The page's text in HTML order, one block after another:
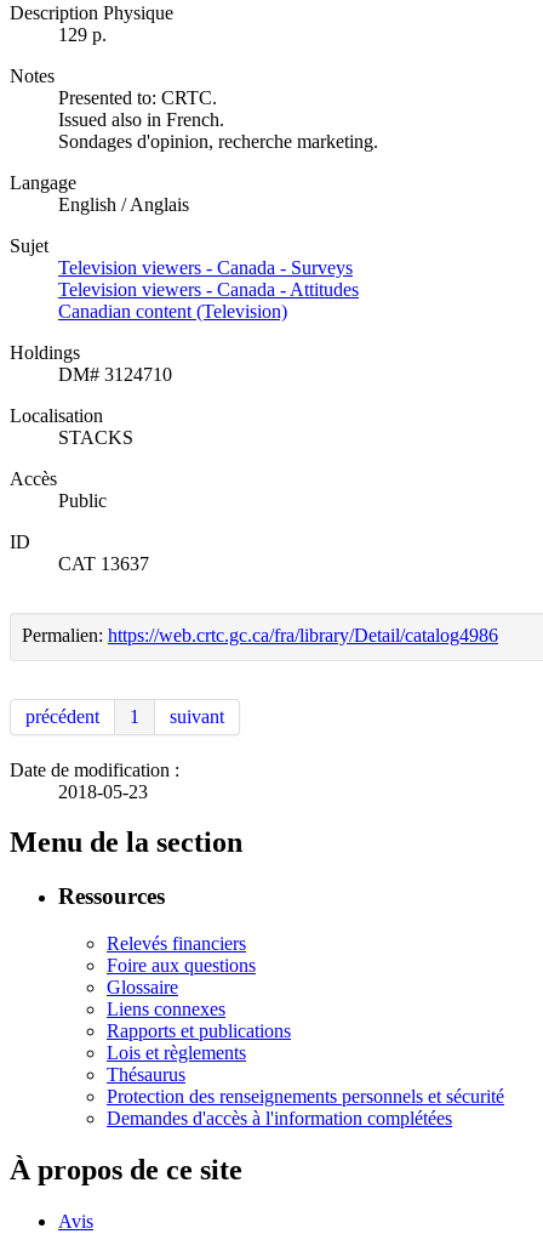
Description Physique
129 p.
Notes
Presented to: CRTC.
Issued also in French.
Sondages d'opinion, recherche marketing.
Langage
English / Anglais
Sujet
Television viewers - Canada - Surveys
Television viewers - Canada - Attitudes
Canadian content (Television)
Holdings
DM# 3124710
Localisation
STACKS
Accès
Public
ID
CAT 13637
Permalien: https://web.crtc.gc.ca/fra/library/Detail/catalog4986
précédent 1 suivant
Date de modification :
2018-05-23
Menu de la section
Ressources
Relevés financiers
Foire aux questions
Glossaire
Liens connexes
Rapports et publications
Lois et règlements
Thésaurus
Protection des renseignements personnels et sécurité
Demandes d'accès à l'information complétées
À propos de ce site
Avis